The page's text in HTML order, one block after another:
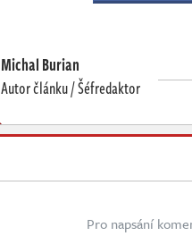
Michal Burian
Autor článku / Šéfredaktor
Pro napsání